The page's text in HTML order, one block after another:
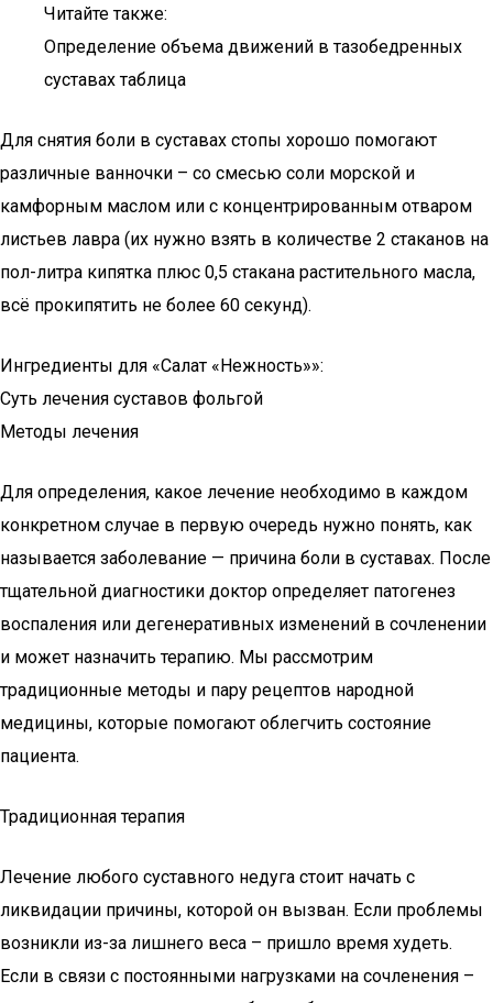
Читайте также:
Определение объема движений в тазобедренных
суставах таблица
Для снятия боли в суставах стопы хорошо помогают
различные ванночки – со смесью соли морской и
камфорным маслом или с концентрированным отваром
листьев лавра (их нужно взять в количестве 2 стаканов на
пол-литра кипятка плюс 0,5 стакана растительного масла,
всё прокипятить не более 60 секунд).
Ингредиенты для «Салат «Нежность»»:
Суть лечения суставов фольгой
Методы лечения
Для определения, какое лечение необходимо в каждом
конкретном случае в первую очередь нужно понять, как
называется заболевание — причина боли в суставах. После
тщательной диагностики доктор определяет патогенез
воспаления или дегенеративных изменений в сочленении
и может назначить терапию. Мы рассмотрим
традиционные методы и пару рецептов народной
медицины, которые помогают облегчить состояние
пациента.
Традиционная терапия
Лечение любого суставного недуга стоит начать с
ликвидации причины, которой он вызван. Если проблемы
возникли из-за лишнего веса – пришло время худеть.
Если в связи с постоянными нагрузками на сочленения –